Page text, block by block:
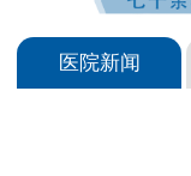
医院新闻